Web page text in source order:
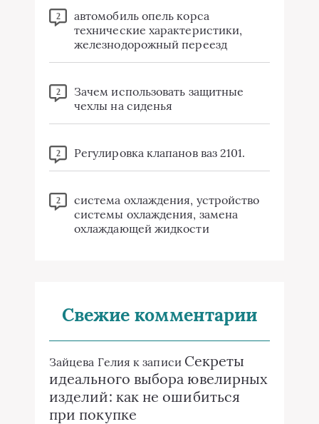
2
автомобиль опель корса
технические характеристики,
железнодорожный переезд
2
Зачем использовать защитные
чехлы на сиденья
2 Регулировка клапанов ваз 2101.
2
система охлаждения, устройство
системы охлаждения, замена
охлаждающей жидкости
Свежие комментарии
Зайцева Гелия к записи Секреты
идеального выбора ювелирных
изделий: как не ошибиться
при покупке